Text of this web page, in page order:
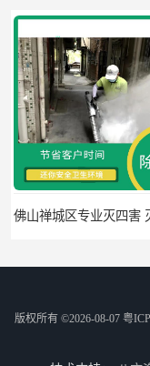
版权所有 ©2026-08-07 粤